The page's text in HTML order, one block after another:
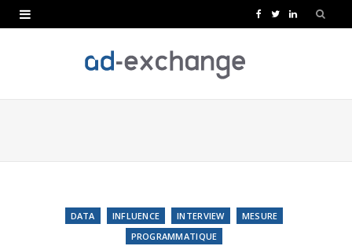
e
k
T
t
L
k
DATA INFLUENCE INTERVIEW
MESURE
PROGRAMMATIQUE